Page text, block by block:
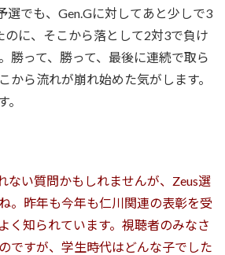
選でも、Gen.Gに対してあと少しで3
のに、そこから落として2対3で負け
勝って、勝って、最後に連続で取ら
から流れが崩れ始めた気がします。
ない質問かもしれませんが、Zeus選
。昨年も今年も仁川関連の表彰を受
く知られています。視聴者のみなさ
ですが、学生時代はどんな子でした